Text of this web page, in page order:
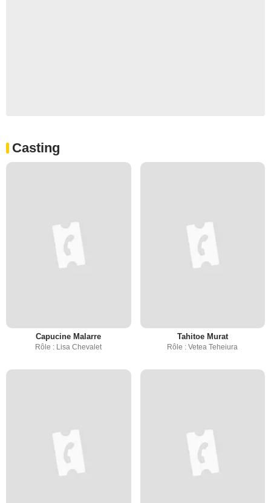
Casting
Capucine Malarre
Rôle : Lisa Chevalet
Tahitoe Murat
Rôle : Vetea Teheiura